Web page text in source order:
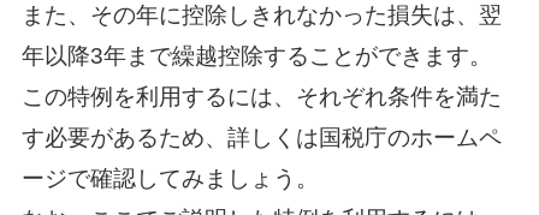
また、その年に控除しきれなかった損失は、翌
年以降3年まで繰越控除することができます。
この特例を利用するには、それぞれ条件を満た
す必要があるため、詳しくは国税庁のホームペ
ージで確認してみましょう。